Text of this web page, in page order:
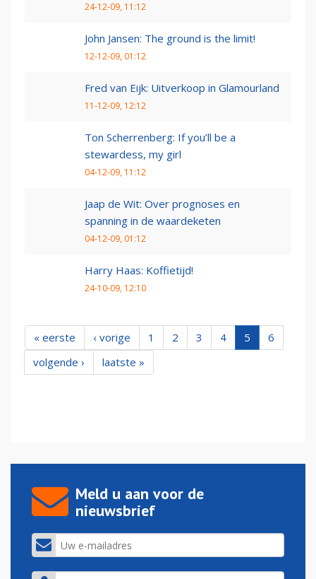
24-12-09, 11:12
John Jansen: The ground is the limit!
12-12-09, 01:12
Fred van Eijk: Uitverkoop in Glamourland
11-12-09, 12:12
Ton Scherrenberg: If you’ll be a
stewardess, my girl
04-12-09, 11:12
Jaap de Wit: Over prognoses en
spanning in de waardeketen
04-12-09, 01:12
Harry Haas: Koffietijd!
24-10-09, 12:10
« eerste ‹ vorige 1 2 3 4 5
6
volgende ›
laatste »
Meld u aan voor de
nieuwsbrief